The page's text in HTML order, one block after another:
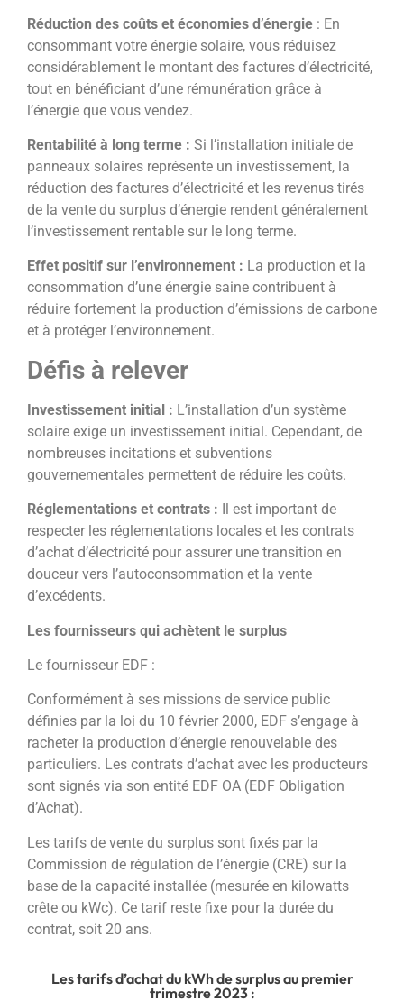
Réduction des coûts et économies d’énergie : En
consommant votre énergie solaire, vous réduisez
considérablement le montant des factures d’électricité,
tout en bénéficiant d’une rémunération grâce à
l’énergie que vous vendez.
Rentabilité à long terme : Si l’installation initiale de
panneaux solaires représente un investissement, la
réduction des factures d’électricité et les revenus tirés
de la vente du surplus d’énergie rendent généralement
l’investissement rentable sur le long terme.
Effet positif sur l’environnement : La production et la
consommation d’une énergie saine contribuent à
réduire fortement la production d’émissions de carbone
et à protéger l’environnement.
Défis à relever
Investissement initial : L’installation d’un système
solaire exige un investissement initial. Cependant, de
nombreuses incitations et subventions
gouvernementales permettent de réduire les coûts.
Réglementations et contrats : Il est important de
respecter les réglementations locales et les contrats
d’achat d’électricité pour assurer une transition en
douceur vers l’autoconsommation et la vente
d’excédents.
Les fournisseurs qui achètent le surplus
Le fournisseur EDF :
Conformément à ses missions de service public
définies par la loi du 10 février 2000, EDF s’engage à
racheter la production d’énergie renouvelable des
particuliers. Les contrats d’achat avec les producteurs
sont signés via son entité EDF OA (EDF Obligation
d’Achat).
Les tarifs de vente du surplus sont fixés par la
Commission de régulation de l’énergie (CRE) sur la
base de la capacité installée (mesurée en kilowatts
crête ou kWc). Ce tarif reste fixe pour la durée du
contrat, soit 20 ans.
Les tarifs d’achat du kWh de surplus au premier
trimestre 2023 :